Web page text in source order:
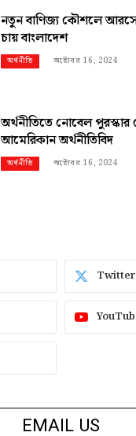
নতুন বাণিজ্য কৌশলে
চায় বাংলাদেশ
অর্থনীতি অক্টোবর 16, 2024
অর্থনীতিতে নোবেল
আমেরিকান অর্থনীতিবিদ
অর্থনীতি অক্টোবর 16, 2024
Twitter
EMAIL US